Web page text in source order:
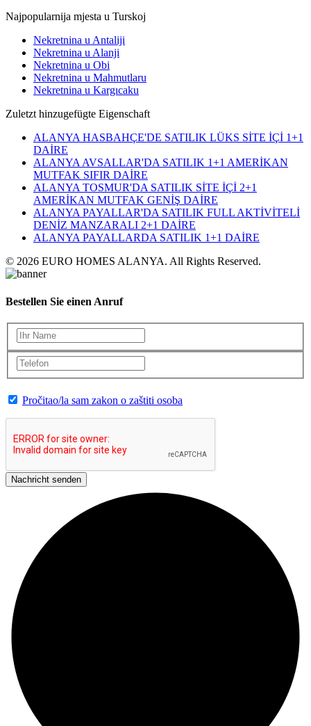
Najpopularnija mjesta u Turskoj
Nekretnina u Antaliji
Nekretnina u Alanji
Nekretnina u Obi
Nekretnina u Mahmutlaru
Nekretnina u Kargıcaku
Zuletzt hinzugefügte Eigenschaft
ALANYA HASBAHÇE'DE SATILIK LÜKS SİTE İÇİ 1+1
DAİRE
ALANYA AVSALLAR'DA SATILIK 1+1 AMERİKAN
MUTFAK SIFIR DAİRE
ALANYA TOSMUR'DA SATILIK SİTE İÇİ 2+1
AMERİKAN MUTFAK GENİŞ DAİRE
ALANYA PAYALLAR'DA SATILIK FULL AKTİVİTELİ
DENİZ MANZARALI 2+1 DAİRE
ALANYA PAYALLARDA SATILIK 1+1 DAİRE
© 2026 EURO HOMES ALANYA. All Rights Reserved.
Bestellen Sie einen Anruf
Pročitao/la sam zakon o zaštiti osoba
Nachricht senden